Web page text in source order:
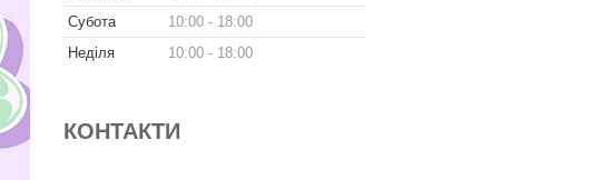
Субота
10:00
18:00
Неділя
10:00 18:00
КОНТАКТИ